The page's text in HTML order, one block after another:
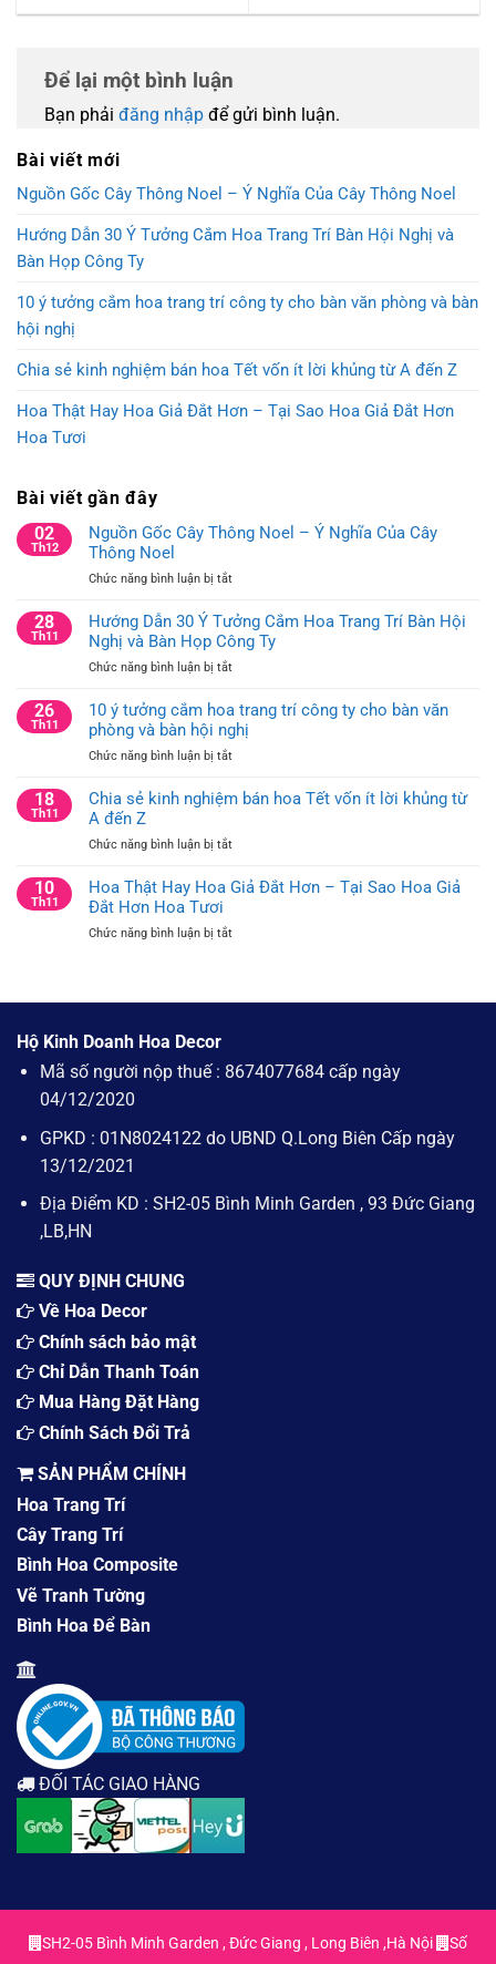
Bài viết mới
Nguồn Gốc Cây Thông Noel – Ý Nghĩa Của Cây Thông Noel
Hướng Dẫn 30 Ý Tưởng Cắm Hoa Trang Trí Bàn Hội Nghị và
Bàn Họp Công Ty
10 ý tưởng cắm hoa trang trí công ty cho bàn văn phòng và bàn
hội nghị
Chia sẻ kinh nghiệm bán hoa Tết vốn ít lời khủng từ A đến Z
Hoa Thật Hay Hoa Giả Đắt Hơn – Tại Sao Hoa Giả Đắt Hơn
Hoa Tươi
Bài viết gần đây
02
Th12
Nguồn Gốc Cây Thông Noel – Ý Nghĩa Của Cây
Thông Noel
Chức năng bình luận bị tắtở
Gốc
Cây
Thông
Noel
Ý
Nghĩa
Noel
28
Th11
Hướng Dẫn 30 Ý Tưởng Cắm Hoa Trang Trí Bàn Hội
Nghị và Bàn Họp Công Ty
Chức năng bình luận bị tắtở
Dẫn
30
Ý
Tưởng
Hoa
Nghị
Bàn
26
Th11
10 ý tưởng cắm hoa trang trí công ty cho bàn văn
phòng và bàn hội nghị
Chức năng bình luận bị tắtở
ý
hoa
trí
phòng
nghị
18
Th11
Chia sẻ kinh nghiệm bán hoa Tết vốn ít lời khủng từ
A đến Z
Chức năng bình luận bị tắtở
sẻ
bán
từ
10
Th11
Hoa Thật Hay Hoa Giả Đắt Hơn – Tại Sao Hoa Giả
Đắt Hơn Hoa Tươi
Chức năng bình luận bị tắtở
Hoa
Hơn
–
Hoa
Hơn
Hoa
Để lại một bình luận
Bạn phải đăng nhập để gửi bình luận.
Hộ Kinh Doanh Hoa Decor
Mã số người nộp thuế : 8674077684 cấp ngày
04/12/2020
GPKD : 01N8024122 do UBND Q.Long Biên Cấp ngày
13/12/2021
Địa Điểm KD : SH2-05 Bình Minh Garden , 93 Đức Giang
,LB,HN
QUY ĐỊNH CHUNG
Về Hoa Decor
Chính sách bảo mật
Chỉ Dẫn Thanh Toán
Mua Hàng Đặt Hàng
Chính Sách Đổi Trả
SẢN PHẨM CHÍNH
Hoa Trang Trí
Cây Trang Trí
Bình Hoa Composite
Vẽ Tranh Tường
Bình Hoa Để Bàn
ĐỐI TÁC GIAO HÀNG
SH2-05 Bình Minh Garden , Đức Giang , Long Biên ,Hà Nội Số